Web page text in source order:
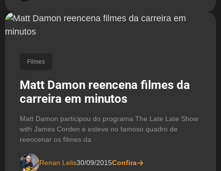
Filmes
Matt Damon reencena filmes da
carreira em minutos
Matt Damon participou do programa The Late Late Show
with James Corden e esteve no famoso quadro de
reencenar os filmes da
Renan Lelis30/09/2015Confira